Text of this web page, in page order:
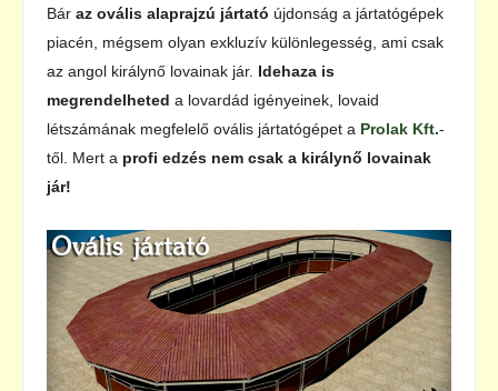
Bár az ovális alaprajzú jártató újdonság a jártatógépek
piacén, mégsem olyan exkluzív különlegesség, ami csak
az angol királynő lovainak jár. Idehaza is
megrendelheted a lovardád igényeinek, lovaid
létszámának megfelelő ovális jártatógépet a Prolak Kft.-
től. Mert a profi edzés nem csak a királynő lovainak
jár!